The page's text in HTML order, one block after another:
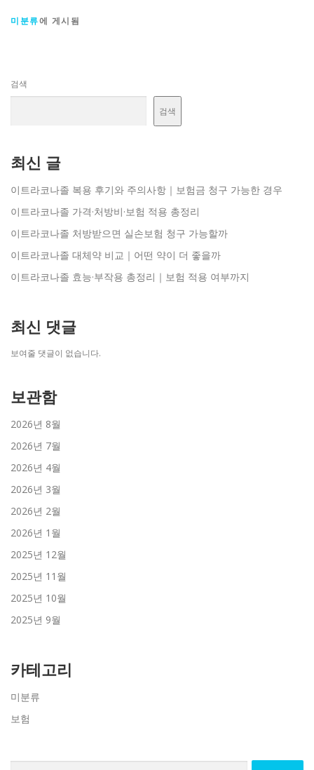
미분류에 게시됨
검색
검색
최신 글
이트라코나졸 복용 후기와 주의사항｜보험금 청구 가능한 경우
이트라코나졸 가격·처방비·보험 적용 총정리
이트라코나졸 처방받으면 실손보험 청구 가능할까
이트라코나졸 대체약 비교｜어떤 약이 더 좋을까
이트라코나졸 효능·부작용 총정리｜보험 적용 여부까지
최신 댓글
보여줄 댓글이 없습니다.
보관함
2026년 8월
2026년 7월
2026년 4월
2026년 3월
2026년 2월
2026년 1월
2025년 12월
2025년 11월
2025년 10월
2025년 9월
카테고리
미분류
보험